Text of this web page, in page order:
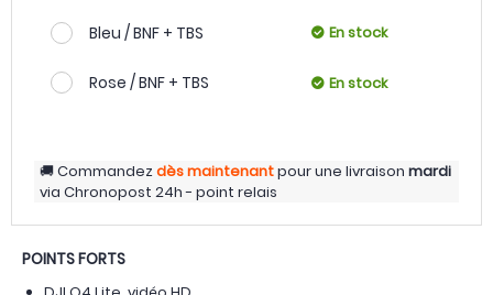
Bleu / BNF + TBS En stock
Rose / BNF + TBS En stock
Commandezdès maintenantpour une livraison mardi
via Chronopost 24h - point relais
POINTS FORTS